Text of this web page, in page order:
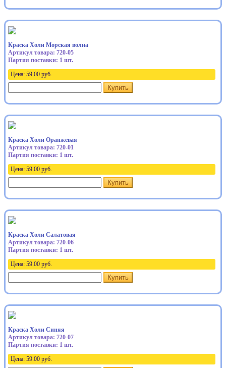
Краска Холи Морская волна
Артикул товара: 720-05
Партия поставки: 1 шт.
Цена: 59.00 руб.
Купить
Краска Холи Оранжевая
Артикул товара: 720-01
Партия поставки: 1 шт.
Цена: 59.00 руб.
Купить
Краска Холи Салатовая
Артикул товара: 720-06
Партия поставки: 1 шт.
Цена: 59.00 руб.
Купить
Краска Холи Синяя
Артикул товара: 720-07
Партия поставки: 1 шт.
Цена: 59.00 руб.